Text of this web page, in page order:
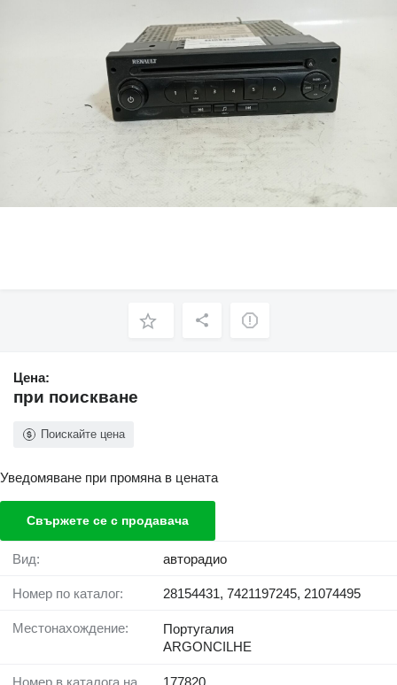
Цена:
при поискване
Поискайте цена
Уведомяване при промяна в цената
Свържете се с продавача
Вид: авторадио
Номер по каталог: 28154431, 7421197245, 21074495
Местонахождение:
Португалия
ARGONCILHE